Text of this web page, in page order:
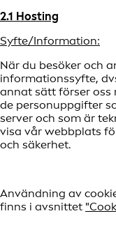
2.1 Hosting
Syfte/Information:
När du besöker och
informationssyfte,
annat sätt förser oss
de personuppgifter
server och som är
visa vår webbplats
och säkerhet.
Användning av
finns i avsnittet